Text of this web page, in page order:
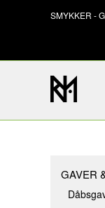
SMYKKER -
GAVER